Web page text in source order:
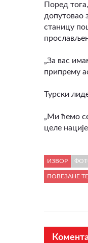
Поред
допутовао
станицу
„За вас
припрему
Турски
„Ми ћемо
целе
ИЗВОР
ПОВЕЗАНЕ